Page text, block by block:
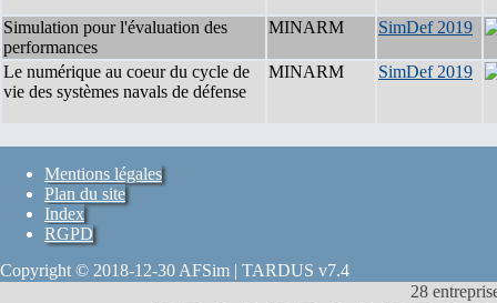
Simulation pour l'évaluation des
performances
MINARM SimDef 2019
Le numérique au coeur du cycle de
vie des systèmes navals de défense
MINARM SimDef 2019
Mentions légales
Plan du site
Index
RGPD
Copyright © 2018-12-30 AFSim | TARDUS v7.4
28